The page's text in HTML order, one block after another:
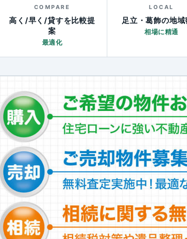
COMPARE
高く/早く/貸すを比較提
案
最適化
LOCAL
足立・葛飾の地域
相場に精通